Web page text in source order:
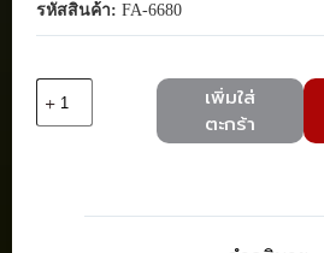
รหัสสินค้า: FA-6680
FA-
เพิ่มใส่
ตะกร้า